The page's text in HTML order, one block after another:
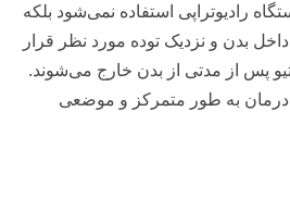
رادیوتراپی استفاده نمی‌شود بلکه
داخل بدن و نزدیک توده مورد نظر قرار
پس از مدتی از بدن خارج می‌شوند.
به طور متمرکز و موضعی